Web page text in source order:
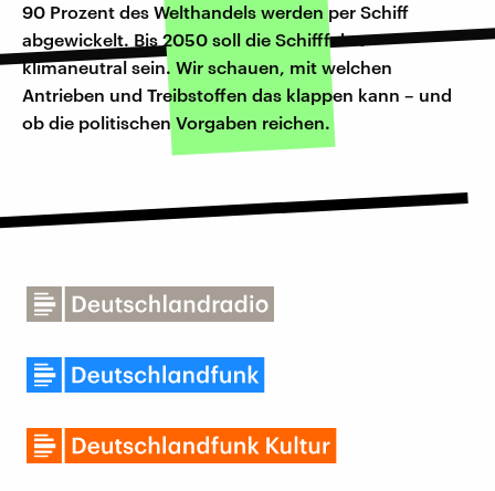
90 Prozent des Welthandels werden per Schiff
abgewickelt. Bis 2050 soll die Schifffahrt
klimaneutral sein. Wir schauen, mit welchen
Antrieben und Treibstoffen das klappen kann – und
ob die politischen Vorgaben reichen.